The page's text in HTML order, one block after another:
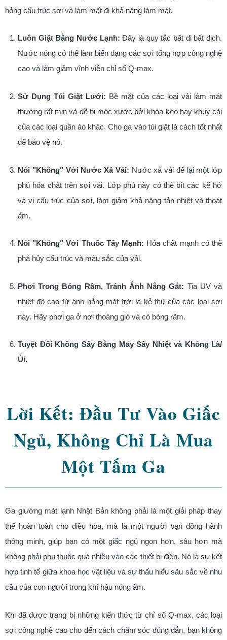
hỏng cấu trúc sợi và làm mất đi khả năng làm mát.
Luôn Giặt Bằng Nước Lạnh: Đây là quy tắc bất di bất dịch.
Nước nóng có thể làm biến dạng các sợi tổng hợp công nghệ
cao và làm giảm vĩnh viễn chỉ số Q-max.
Sử Dụng Túi Giặt Lưới: Bề mặt của các loại vải làm mát
thường rất mịn và dễ bị móc xước bởi khóa kéo hay khuy cài
của các loại quần áo khác. Cho ga vào túi giặt là cách tốt nhất
để bảo vệ nó.
Nói "Không" Với Nước Xả Vải: Nước xả vải để lại một lớp
phủ hóa chất trên sợi vải. Lớp phủ này có thể bít các kẽ hở
và vi cấu trúc của sợi, làm giảm khả năng tản nhiệt và thoát
ẩm.
Nói "Không" Với Thuốc Tẩy Mạnh: Hóa chất mạnh có thể
phá hủy cấu trúc và màu sắc của vải.
Phơi Trong Bóng Râm, Tránh Ánh Nắng Gắt: Tia UV và
nhiệt độ cao từ ánh nắng mặt trời là kẻ thù của các loại sợi
này. Hãy phơi ga ở nơi thoáng gió và có bóng râm.
Tuyệt Đối Không Sấy Bằng Máy Sấy Nhiệt và Không Là/
Ủi.
Lời Kết: Đầu Tư Vào Giấc
Ngủ, Không Chỉ Là Mua
Một Tấm Ga
Ga giường mát lạnh Nhật Bản không phải là một giải pháp thay
thế hoàn toàn cho điều hòa, mà là một người bạn đồng hành
thông minh, giúp bạn có một giấc ngủ ngon hơn, sâu hơn mà
không phải phụ thuộc quá nhiều vào các thiết bị điện. Nó là sự kết
hợp tinh tế giữa khoa học vật liệu và sự thấu hiểu sâu sắc về nhu
cầu của con người trong khí hậu nóng ẩm.
Khi đã được trang bị những kiến thức từ chỉ số Q-max, các loại
sợi công nghệ cao cho đến cách chăm sóc đúng đắn, bạn không